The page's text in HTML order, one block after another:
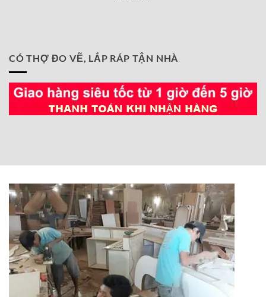
CÓ THỢ ĐO VẼ, LẮP RÁP TẬN NHÀ